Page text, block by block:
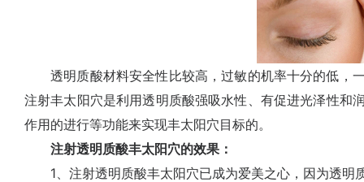
透明质酸材料安全性比较高，过敏的机率十分的低，
注射丰太阳穴是利用透明质酸强吸水性、有促进光泽性和
作用的进行等功能来实现丰太阳穴目标的。
注射透明质酸丰太阳穴的效果：
1、注射透明质酸丰太阳穴已成为爱美之心，因为透明